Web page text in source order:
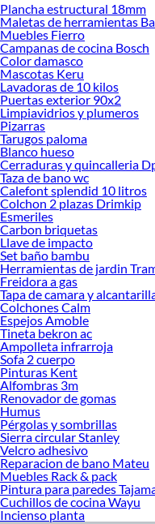
Desde remodelaciones hasta
tus ideas realidad. ¡Visítanos y
Bombas de superficie!
Explora la variedad de
Herramientas, materiales y
renovación de espacios.
ofrecerte!
Encuentra una amplia variedad
Sodimac. Encuentra todo lo
decoración. ¡Visítanos y haz tus
Plancha estructural 18mm
Maletas de herramientas
Muebles Fierro
Campanas de cocina Bosch
Color damasco
Mascotas Keru
Lavadoras de 10 kilos
Puertas exterior 90x2
Limpiavidrios y plumeros
Pizarras
Tarugos paloma
Blanco hueso
Cerraduras y quincalleria
Taza de bano wc
Calefont splendid 10 litros
Colchon 2 plazas Drimkip
Esmeriles
Carbon briquetas
Llave de impacto
Set baño bambu
Herramientas de jardin
Freidora a gas
Tapa de camara y
Colchones Calm
Espejos Amoble
Tineta bekron ac
Ampolleta infrarroja
Sofa 2 cuerpo
Pinturas Kent
Alfombras 3m
Renovador de gomas
Humus
Pérgolas y sombrillas
Sierra circular Stanley
Velcro adhesivo
Reparacion de bano Mateu
Muebles Rack & pack
Pintura para paredes
Cuchillos de cocina Wayu
Incienso planta